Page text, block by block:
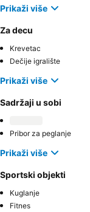
Prikaži više
Za decu
Krevetac
Dečije igralište
Prikaži više
Sadržaji u sobi
Pribor za peglanje
Prikaži više
Sportski objekti
Kuglanje
Fitnes